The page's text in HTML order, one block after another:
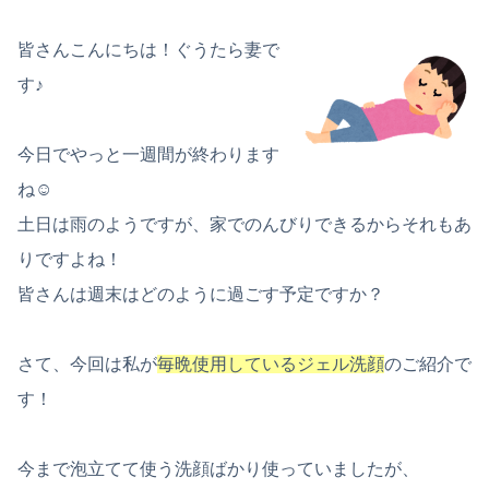
皆さんこんにちは！ぐうたら妻で
す♪
今日でやっと一週間が終わります
ね☺
土日は雨のようですが、家でのんびりできるからそれもあ
りですよね！
皆さんは週末はどのように過ごす予定ですか？
さて、今回は私が毎晩使用しているジェル洗顔のご紹介で
す！
今まで泡立てて使う洗顔ばかり使っていましたが、